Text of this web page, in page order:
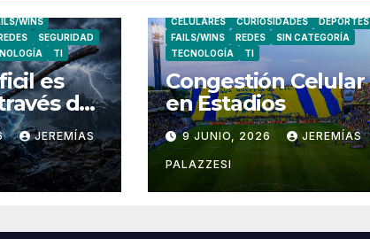
WINS
SEGURIDAD
TI
es
de
JEREMÍAS
CELULARES CURIOSIDADES
DEPORTES
FAILS/WINS
REDES
SIN CATEGORÍA
TECNOLOGÍA
TI
Congestión Celular
en Estadios
9 JUNIO, 2026 JEREMÍAS
PALAZZESI